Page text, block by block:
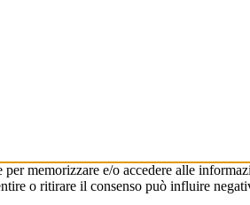
memorizzare e/o accedere alle
o ritirare il consenso può influire